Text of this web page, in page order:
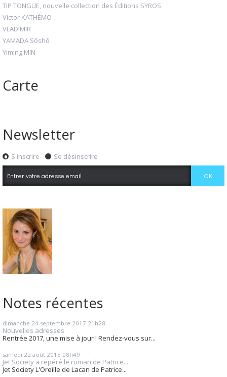
TIP TONGUE, nouvelle collection des Éditions SYROS
Victor KATHÉMO
VLADIMIR
YAMADA Sôshô
Yiming MIN
Carte
Newsletter
S'inscrire Se désinscrire
Notes récentes
dimanche 24 septembre 2017 21h28
Nouvelles adresses
Rentrée 2017, une mise à jour ! Rendez-vous sur...
samedi 22 août 2015 08h49
Jet Society a repéré le roman de Patrice...
Jet Society L'Oreille de Lacan de Patrice...